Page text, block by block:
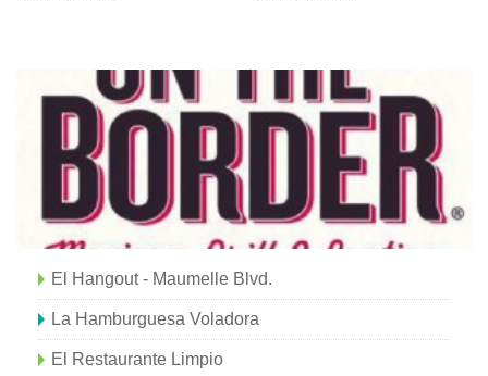
El Hangout - Maumelle Blvd.
La Hamburguesa Voladora
El Restaurante Limpio